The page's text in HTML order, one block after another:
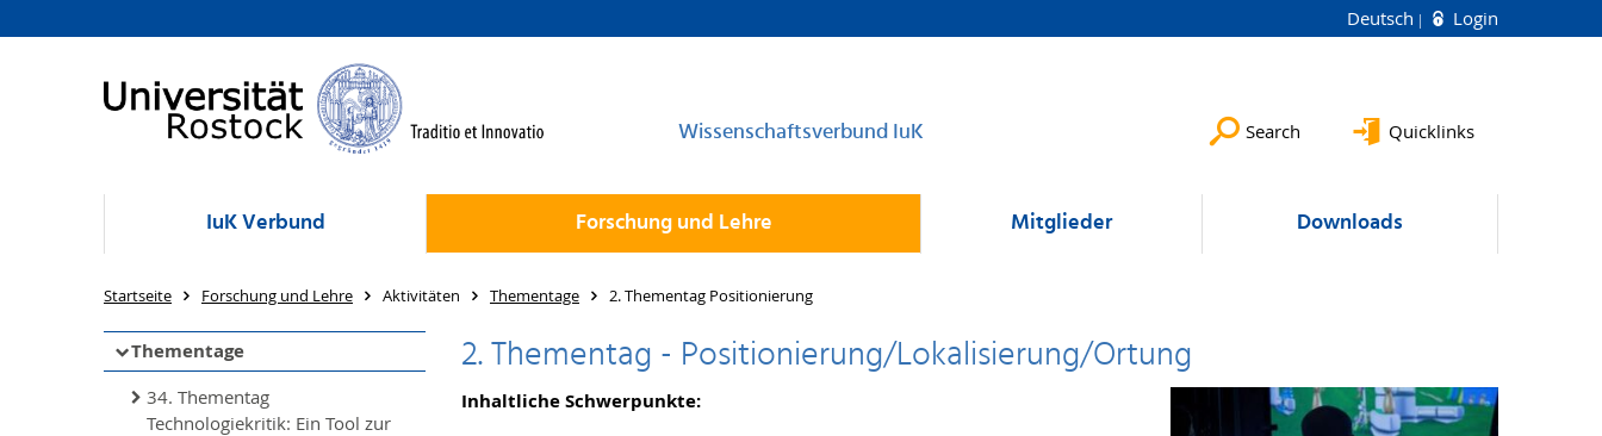
Deutsch Login
Wissenschaftsverbund IuK Search Quicklinks
IuK Verbund Forschung und Lehre Mitglieder Downloads
Startseite Forschung und Lehre Aktivitäten Thementage 2. Thementag Positionierung
Thementage
34. Thementag
Technologiekritik: Ein Tool zur
2. Thementag - Positionierung/Lokalisierung/Ortung
Inhaltliche Schwerpunkte: